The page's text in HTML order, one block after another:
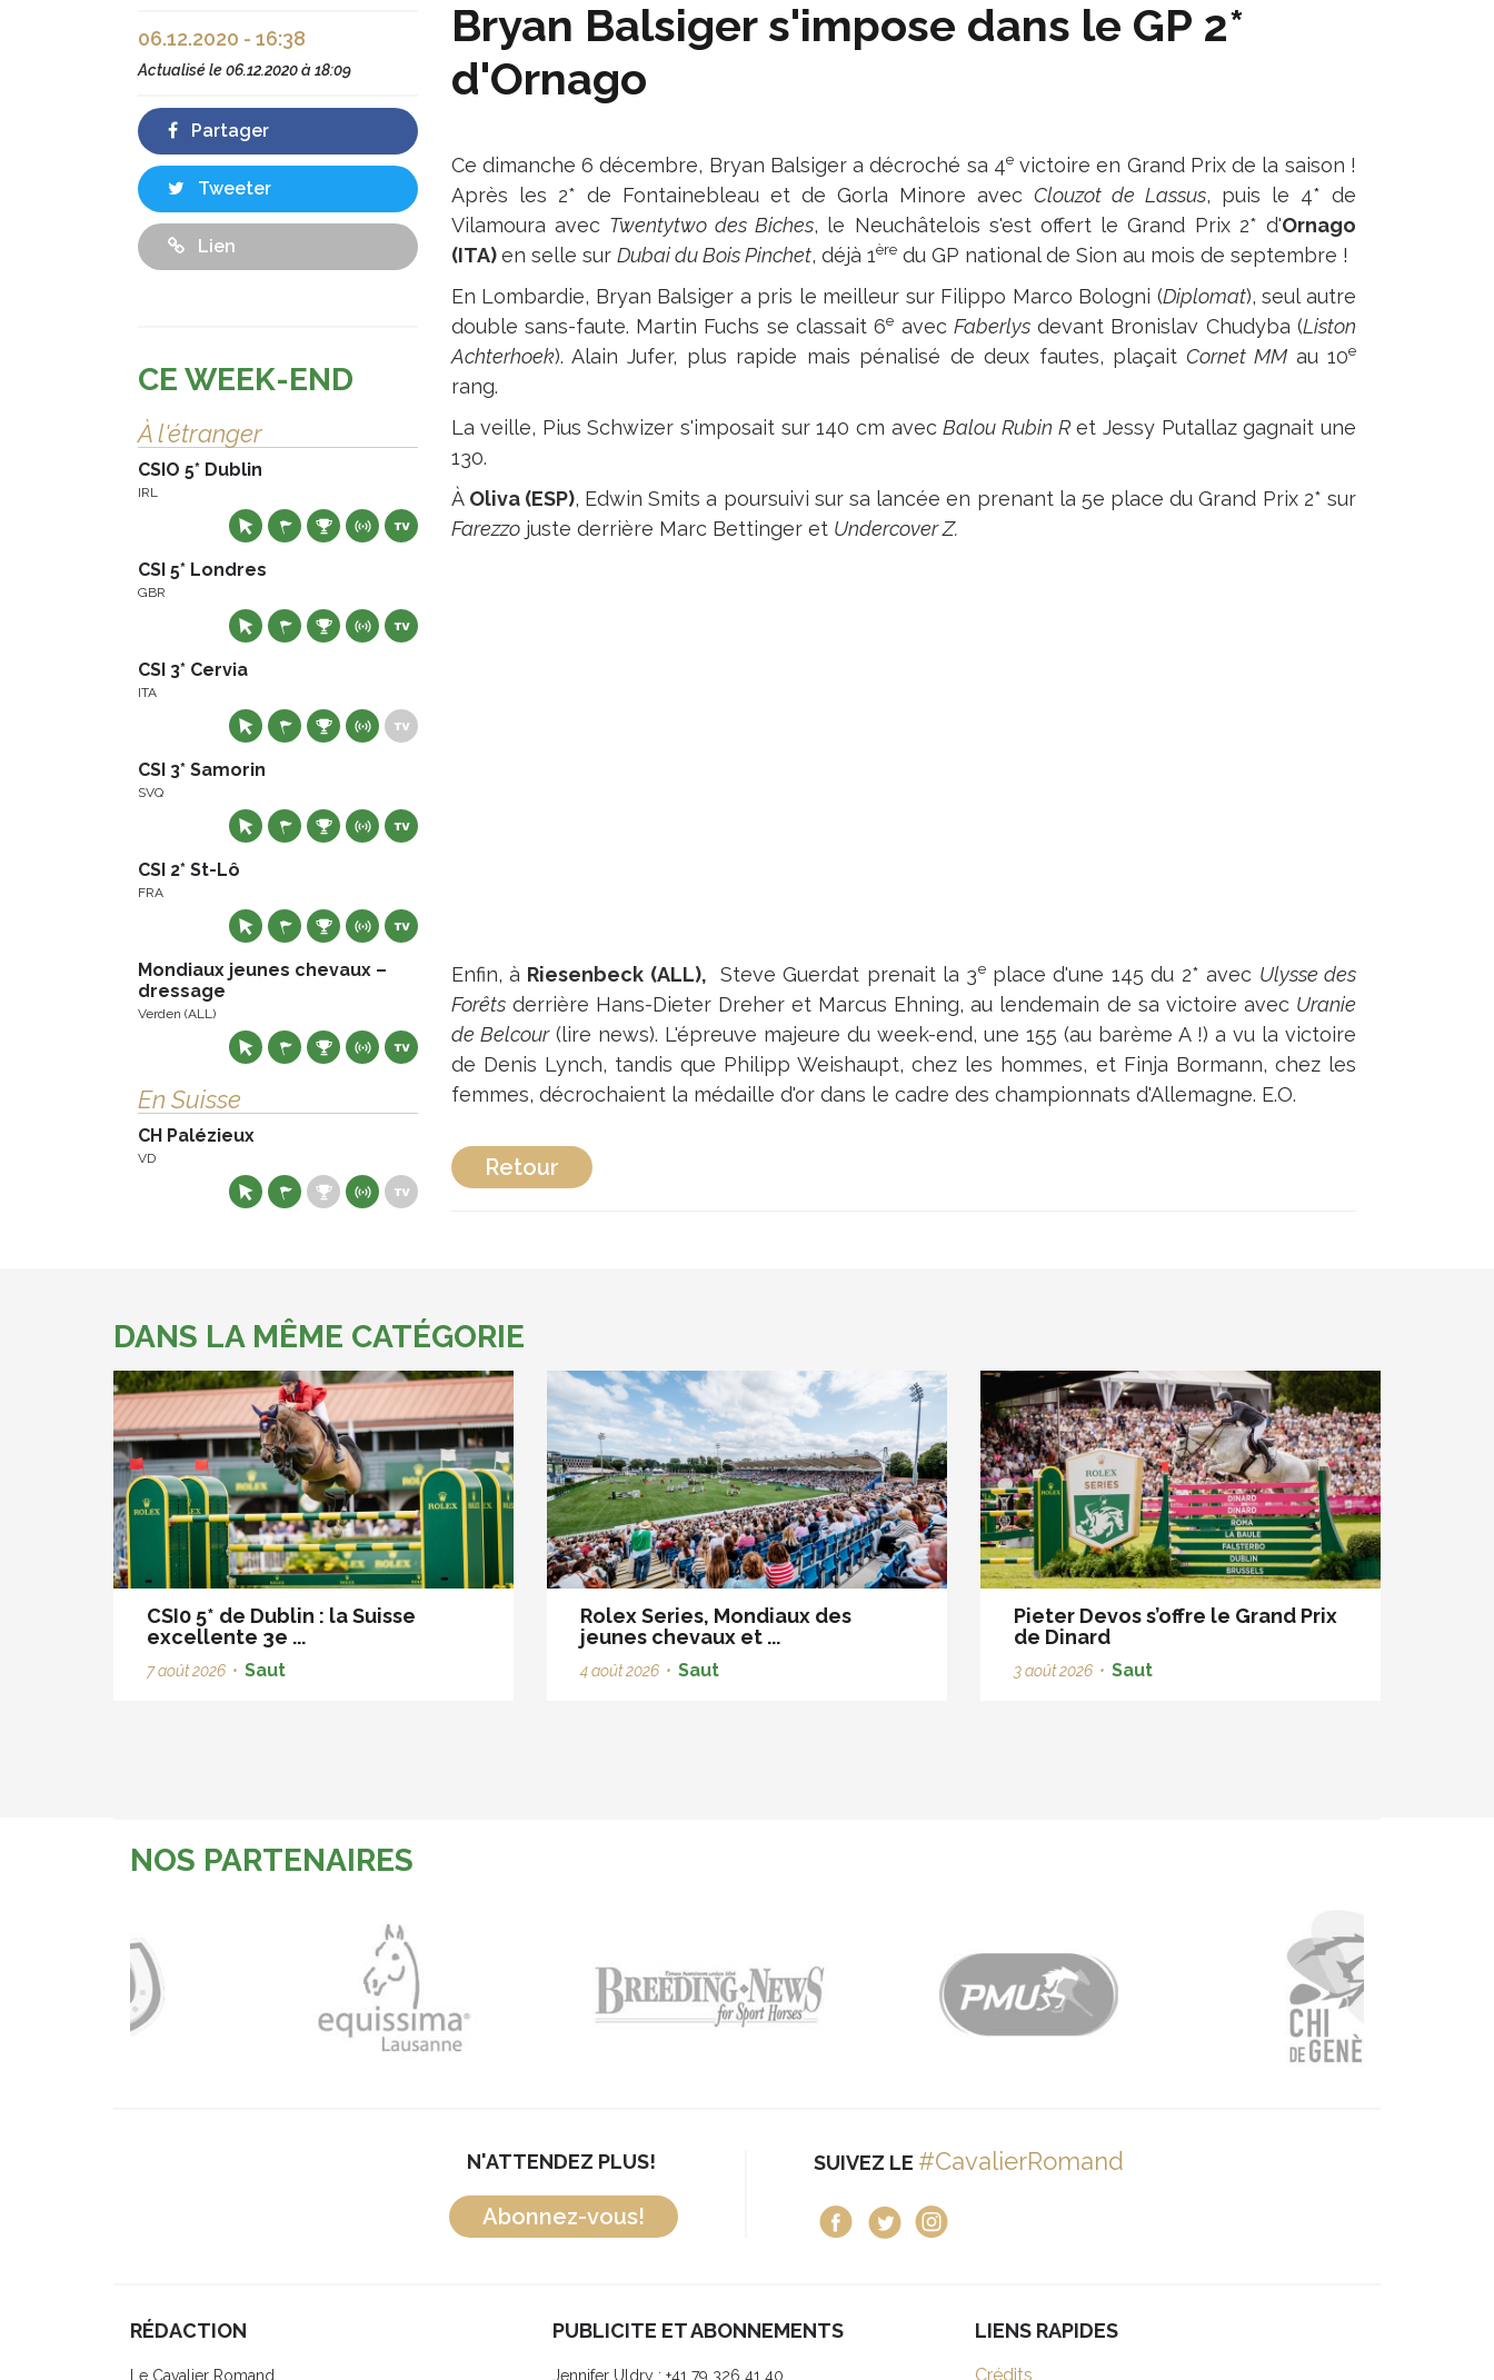
Bryan Balsiger s'impose dans le GP 2*
d'Ornago
Ce dimanche 6 décembre, Bryan Balsiger a décroché sa 4evictoire en Grand Prix de la saison !
Après les 2* de Fontainebleau et de Gorla Minore avec Clouzot de Lassus, puis le 4* de
Vilamoura avec Twentytwo des Biches, le Neuchâtelois s'est offert le Grand Prix 2* d'Ornago
(ITA)en selle sur Dubai du Bois Pinchet, déjà 1èredu GP national de Sion au mois de septembre !
En Lombardie, Bryan Balsiger a pris le meilleur sur Filippo Marco Bologni (Diplomat), seul autre
double sans-faute. Martin Fuchs se classait 6e avec Faberlysdevant Bronislav Chudyba (Liston
Achterhoek). Alain Jufer, plus rapide mais pénalisé de deux fautes, plaçait Cornet MM au 10e
rang.
La veille, Pius Schwizer s'imposait sur 140 cm avecBalou Rubin Ret Jessy Putallaz gagnait une
130.
À Oliva (ESP), Edwin Smits a poursuivi sur sa lancée en prenant la 5e place du Grand Prix 2* sur
Farezzojuste derrière Marc Bettinger et Undercover Z.
Enfin, à Riesenbeck (ALL), Steve Guerdat prenait la 3eplace d'une 145 du 2* avec Ulysse des
Forêtsderrière Hans-Dieter Dreher et Marcus Ehning, au lendemain de sa victoire avec Uranie
de Belcour(lire news). L'épreuve majeure du week-end, une 155 (au barème A !) a vu la victoire
de Denis Lynch, tandis que Philipp Weishaupt, chez les hommes, et Finja Bormann, chez les
femmes, décrochaient la médaille d'or dans le cadre des championnats d'Allemagne. E.O.
Retour
06.12.2020 - 16:38
Actualisé le06.12.2020 à 18:09
Partager
Tweeter
Lien
CE WEEK-END
À l'étranger
CSIO 5* Dublin
IRL
CSI 5* Londres
GBR
CSI 3* Cervia
ITA
CSI 3* Samorin
SVQ
CSI 2* St-Lô
FRA
Mondiaux jeunes chevaux –
dressage
Verden (ALL)
En Suisse
CH Palézieux
VD
DANS LA MÊME CATÉGORIE
CSI0 5* de Dublin : la Suisse
excellente 3e ...
7 août 2026 • Saut
Rolex Series, Mondiaux des
jeunes chevaux et ...
4 août 2026 • Saut
Pieter Devos s’offre le Grand Prix
de Dinard
3 août 2026 • Saut
NOS PARTENAIRES
N'ATTENDEZ PLUS!
Abonnez-vous!
SUIVEZ LE #CavalierRomand
RÉDACTION
Le Cavalier Romand
PUBLICITE ET ABONNEMENTS
Jennifer Uldry : +41 79 326 41 40
LIENS RAPIDES
Crédits